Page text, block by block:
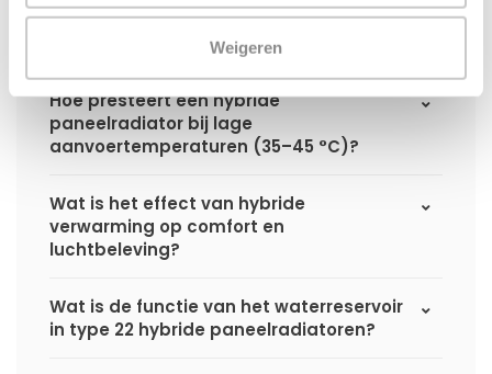
Weigeren
Waarom is een hybride paneelradiator
technisch geen convector?
Hoe presteert een hybride
paneelradiator bij lage
aanvoertemperaturen (35–45 °C)?
Wat is het effect van hybride
verwarming op comfort en
luchtbeleving?
Wat is de functie van het waterreservoir
in type 22 hybride paneelradiatoren?